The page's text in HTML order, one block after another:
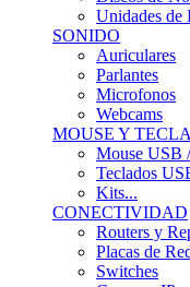
Unidades
SONIDO
Auriculares
Parlantes
Microfonos
Webcams
MOUSE Y
Mouse USB
Teclados
Kits...
CONECTIVIDAD
Routers y
Placas de
Switches